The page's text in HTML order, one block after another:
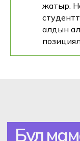
жатыр.
алдын